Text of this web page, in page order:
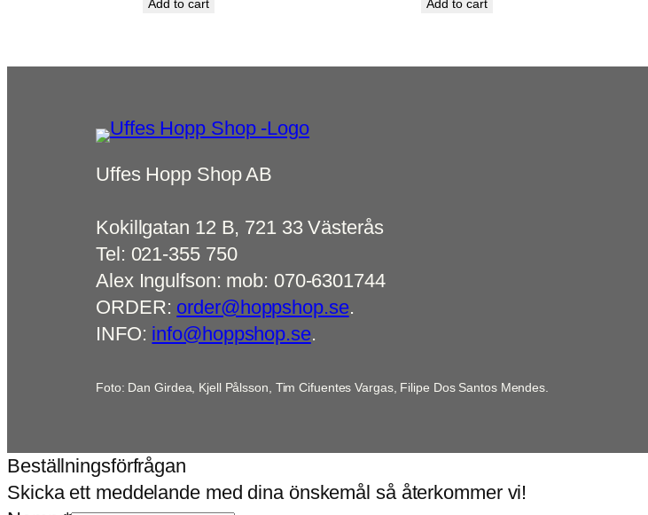
Add to cart Add to cart
Uffes Hopp Shop AB
Kokillgatan 12 B, 721 33 Västerås
Tel: 021-355 750
Alex Ingulfson: mob: 070-6301744
ORDER: order@hoppshop.se.
INFO: info@hoppshop.se.
Foto: Dan Girdea, Kjell Pålsson, Tim Cifuentes Vargas, Filipe Dos Santos Mendes.
Beställningsförfrågan
Skicka ett meddelande med dina önskemål så återkommer vi!